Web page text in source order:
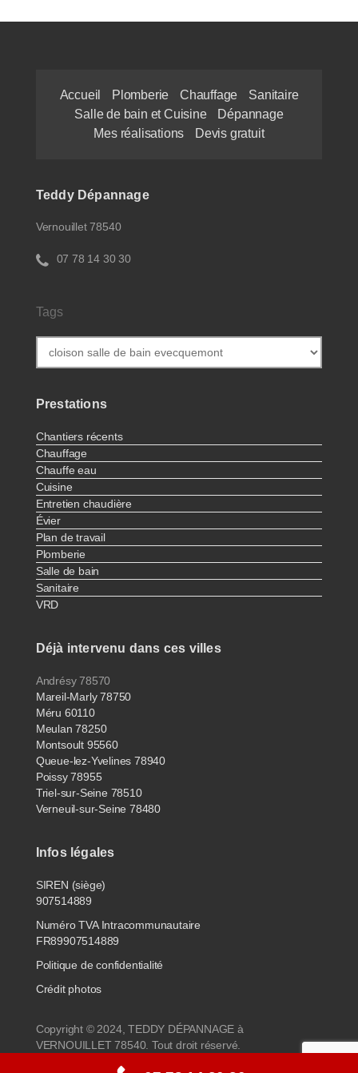
Accueil Plomberie Chauffage
Sanitaire
Salle de bain et Cuisine
Dépannage
Mes réalisations
Devis gratuit
Teddy Dépannage
Vernouillet 78540
07 78 14 30 30
Tags
Prestations
Chantiers récents
Chauffage
Chauffe eau
Cuisine
Entretien chaudière
Évier
Plan de travail
Plomberie
Salle de bain
Sanitaire
VRD
Déjà intervenu dans ces villes
Andrésy 78570
Mareil-Marly 78750
Méru 60110
Meulan 78250
Montsoult 95560
Queue-lez-Yvelines 78940
Poissy 78955
Triel-sur-Seine 78510
Verneuil-sur-Seine 78480
Infos légales
SIREN (siège)
907514889
Numéro TVA Intracommunautaire
FR89907514889
Politique de confidentialité
Crédit photos
Copyright © 2024, TEDDY DÉPANNAGE à
VERNOUILLET 78540. Tout droit réservé.